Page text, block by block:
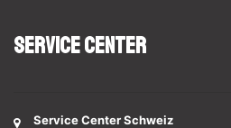
Service Center
Service Center Schweiz